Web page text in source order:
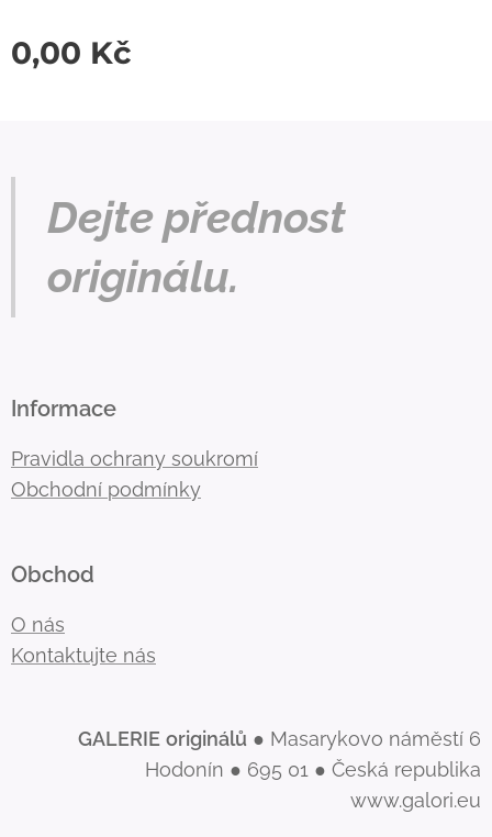
0,00 Kč
Dejte přednost
originálu.
Informace
Pravidla ochrany soukromí
Obchodní podmínky
Obchod
O nás
Kontaktujte nás
GALERIE originálů ● Masarykovo náměstí 6
Hodonín ● 695 01 ● Česká republika
www.galori.eu